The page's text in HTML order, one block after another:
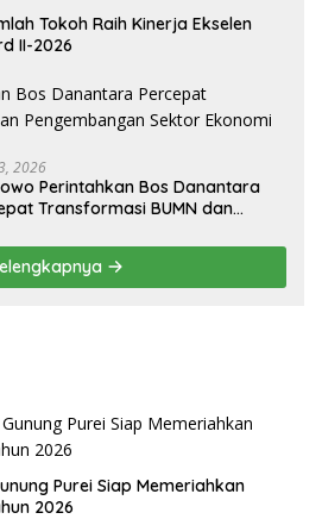
Tokoh Raih Kinerja Ekselen
II-2026
2026
Perintahkan Bos Danantara
Transformasi BUMN dan
Purei Siap Memeriahkan
2026